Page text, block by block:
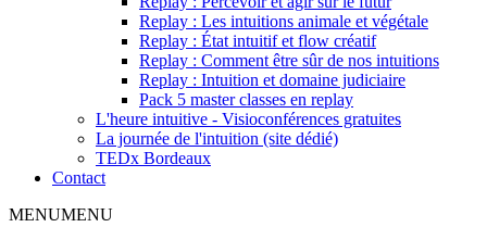
Replay : Les intuitions animale et végétale
Replay : État intuitif et flow créatif
Replay : Comment être sûr de nos intuitions
Replay : Intuition et domaine judiciaire
Pack 5 master classes en replay
L'heure intuitive - Visioconférences gratuites
La journée de l'intuition (site dédié)
TEDx Bordeaux
Contact
MENUMENU